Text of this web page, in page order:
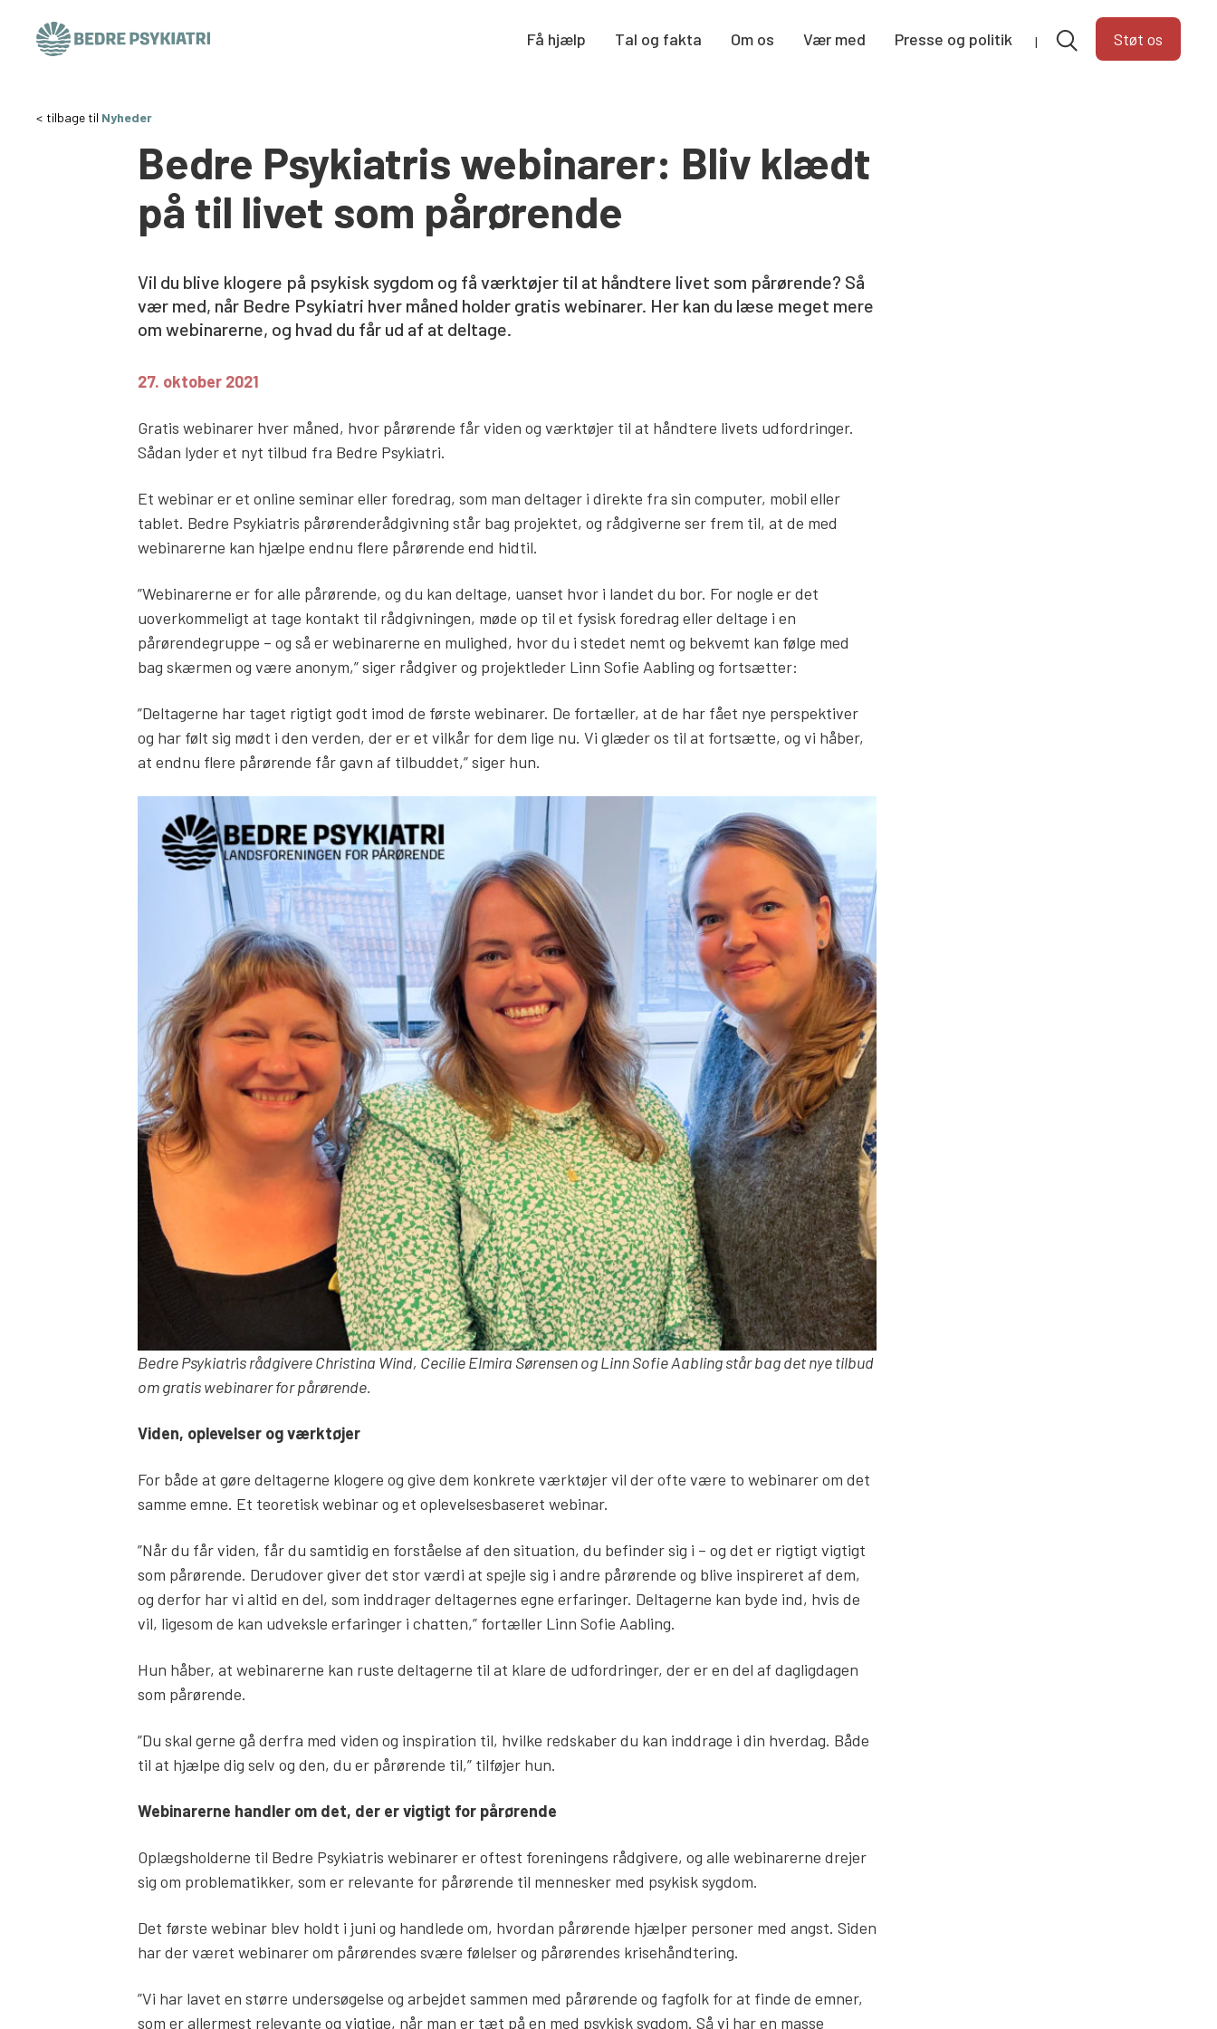
Få hjælp Tal og fakta Om os Vær med Presse og politik Støt os
tilbage til Nyheder
Bedre Psykiatris webinarer: Bliv klædt
på til livet som pårørende
Vil du blive klogere på psykisk sygdom og få værktøjer til at håndtere livet som pårørende? Så
vær med, når Bedre Psykiatri hver måned holder gratis webinarer. Her kan du læse meget mere
om webinarerne, og hvad du får ud af at deltage.
27. oktober 2021
Gratis webinarer hver måned, hvor pårørende får viden og værktøjer til at håndtere livets udfordringer.
Sådan lyder et nyt tilbud fra Bedre Psykiatri.
Et webinar er et online seminar eller foredrag, som man deltager i direkte fra sin computer, mobil eller
tablet. Bedre Psykiatris pårørenderådgivning står bag projektet, og rådgiverne ser frem til, at de med
webinarerne kan hjælpe endnu flere pårørende end hidtil.
”Webinarerne er for alle pårørende, og du kan deltage, uanset hvor i landet du bor. For nogle er det
uoverkommeligt at tage kontakt til rådgivningen, møde op til et fysisk foredrag eller deltage i en
pårørendegruppe – og så er webinarerne en mulighed, hvor du i stedet nemt og bekvemt kan følge med
bag skærmen og være anonym,” siger rådgiver og projektleder Linn Sofie Aabling og fortsætter:
”Deltagerne har taget rigtigt godt imod de første webinarer. De fortæller, at de har fået nye perspektiver
og har følt sig mødt i den verden, der er et vilkår for dem lige nu. Vi glæder os til at fortsætte, og vi håber,
at endnu flere pårørende får gavn af tilbuddet,” siger hun.
Bedre Psykiatris rådgivere Christina Wind, Cecilie Elmira Sørensen og Linn Sofie Aabling står bag det nye tilbud
om gratis webinarer for pårørende.
Viden, oplevelser og værktøjer
For både at gøre deltagerne klogere og give dem konkrete værktøjer vil der ofte være to webinarer om det
samme emne. Et teoretisk webinar og et oplevelsesbaseret webinar.
”Når du får viden, får du samtidig en forståelse af den situation, du befinder sig i – og det er rigtigt vigtigt
som pårørende. Derudover giver det stor værdi at spejle sig i andre pårørende og blive inspireret af dem,
og derfor har vi altid en del, som inddrager deltagernes egne erfaringer. Deltagerne kan byde ind, hvis de
vil, ligesom de kan udveksle erfaringer i chatten,” fortæller Linn Sofie Aabling.
Hun håber, at webinarerne kan ruste deltagerne til at klare de udfordringer, der er en del af dagligdagen
som pårørende.
”Du skal gerne gå derfra med viden og inspiration til, hvilke redskaber du kan inddrage i din hverdag. Både
til at hjælpe dig selv og den, du er pårørende til,” tilføjer hun.
Webinarerne handler om det, der er vigtigt for pårørende
Oplægsholderne til Bedre Psykiatris webinarer er oftest foreningens rådgivere, og alle webinarerne drejer
sig om problematikker, som er relevante for pårørende til mennesker med psykisk sygdom.
Det første webinar blev holdt i juni og handlede om, hvordan pårørende hjælper personer med angst. Siden
har der været webinarer om pårørendes svære følelser og pårørendes krisehåndtering.
”Vi har lavet en større undersøgelse og arbejdet sammen med pårørende og fagfolk for at finde de emner,
som er allermest relevante og vigtige, når man er tæt på en med psykisk sygdom. Så vi har en masse